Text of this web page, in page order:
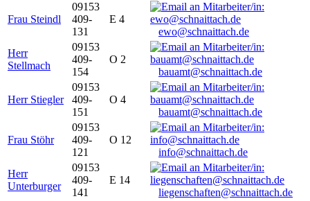
Frau Steindl
09153
409-
131
E 4
ewo@schnaittach.de
Herr
Stellmach
09153
409-
154
O 2
bauamt@schnaittach.de
Herr Stiegler
09153
409-
151
O 4
bauamt@schnaittach.de
Frau Stöhr
09153
409-
121
O 12
info@schnaittach.de
Herr
Unterburger
09153
409-
141
E 14
liegenschaften@schnaittach.de